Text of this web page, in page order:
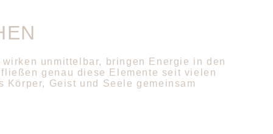
unmittelbar, bringen Energie in den
genau diese Elemente seit vielen
Geist und Seele gemeinsam